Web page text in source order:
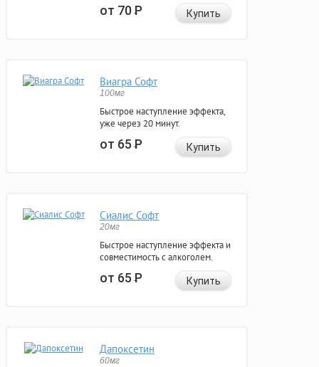
от 70Р Купить
Виагра Софт
100мг
Быстрое наступление эффекта,
уже через 20 минут.
от 65Р Купить
Сиалис Софт
20мг
Быстрое наступление эффекта и
совместимость с алкоголем.
от 65Р Купить
Дапоксетин
60мг